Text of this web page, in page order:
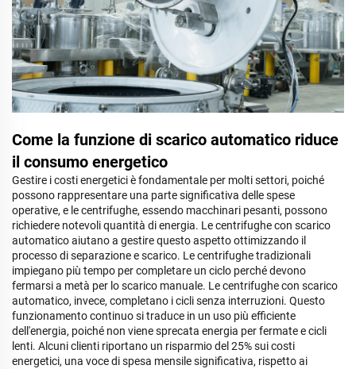
Come la funzione di scarico automatico riduce
il consumo energetico
Gestire i costi energetici è fondamentale per molti settori, poiché
possono rappresentare una parte significativa delle spese
operative, e le centrifughe, essendo macchinari pesanti, possono
richiedere notevoli quantità di energia. Le centrifughe con scarico
automatico aiutano a gestire questo aspetto ottimizzando il
processo di separazione e scarico. Le centrifughe tradizionali
impiegano più tempo per completare un ciclo perché devono
fermarsi a metà per lo scarico manuale. Le centrifughe con scarico
automatico, invece, completano i cicli senza interruzioni. Questo
funzionamento continuo si traduce in un uso più efficiente
dell'energia, poiché non viene sprecata energia per fermate e cicli
lenti. Alcuni clienti riportano un risparmio del 25% sui costi
energetici, una voce di spesa mensile significativa, rispetto ai